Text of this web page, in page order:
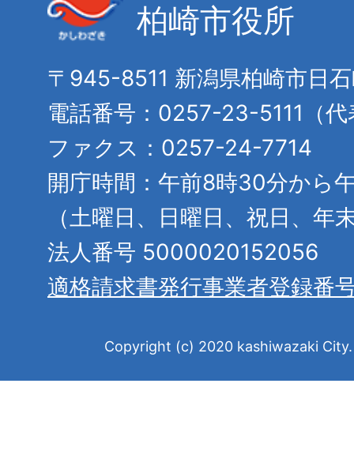
柏崎市役所
〒945-8511 新潟県柏崎市日
電話番号：0257-23-5111（代
ファクス：0257-24-7714
開庁時間：午前8時30分から
（土曜日、日曜日、祝日、年
法人番号 5000020152056
適格請求書発行事業者登録番
Copyright (c) 2020 kashiwazaki